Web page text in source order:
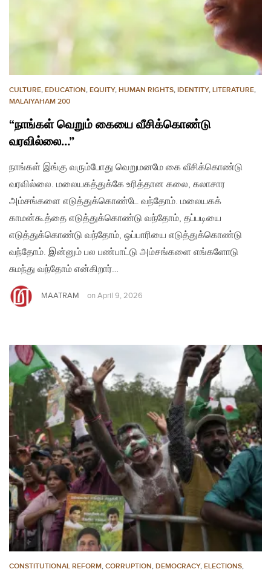
CULTURE, EDUCATION, EQUITY, HUMAN RIGHTS, IDENTITY, LITERATURE,
MALAIYAHAM 200
“நாங்கள் வெறும் கையை வீசிக்கொண்டு
வரவில்லை…”
நாங்கள் இங்கு வரும்போது வெறுமனமே கை வீசிக்கொண்டு
வரவில்லை. மலையகத்துக்கே உரித்தான கலை, கலாசார
அம்சங்களை எடுத்துக்கொண்டே வந்தோம். மலையகக்
காமன்கூத்தை எடுத்துக்கொண்டு வந்தோம், தப்படியை
எடுத்துக்கொண்டு வந்தோம், ஒப்பாரியை எடுத்துக்கொண்டு
வந்தோம். இன்னும் பல பண்பாட்டு அம்சங்களை எங்களோடு
சுமந்து வந்தோம் என்கிறார்…
MAATRAM on April 9, 2026
CONSTITUTIONAL REFORM, CORRUPTION, DEMOCRACY, ELECTIONS,